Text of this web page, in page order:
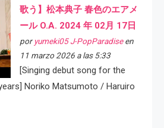
歌う】松本典子 春色のエアメ
ール O.A. 2024 年 02月 17日
por yumeki05 J-PopParadiseen
11 marzo 2026 a las 5:33
[Singing debut song for the
Noriko Matsumoto / Haruiro